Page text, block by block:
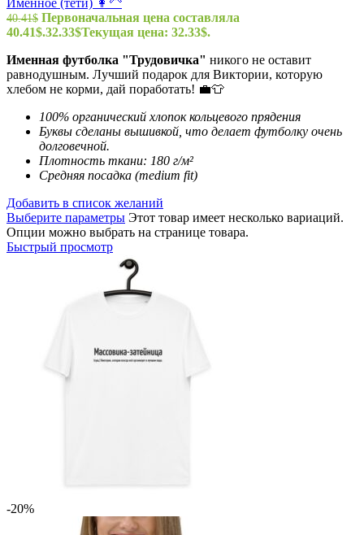
Именное (тёти) 👩‍🦳
40.41$ Первоначальная цена составляла
40.41$.32.33$Текущая цена: 32.33$.
Именная футболка "Трудовичка" никого не оставит
равнодушным. Лучший подарок для Виктории, которую
хлебом не корми, дай поработать! 💼👕
100% органический хлопок кольцевого прядения
Буквы сделаны вышивкой, что делает футболку очень
долговечной.
Плотность ткани: 180 г/м²
Средняя посадка (medium fit)
Добавить в список желаний
Выберите параметры Этот товар имеет несколько вариаций.
Опции можно выбрать на странице товара.
Быстрый просмотр
-20%